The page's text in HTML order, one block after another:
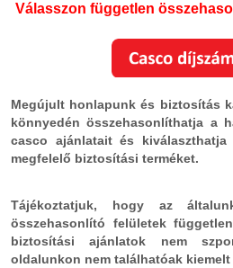
Válasszon független
Megújult honlapunk és biztosítás
könnyedén összehasonlíthatja a
casco ajánlatait és
megfelelő biztosítási terméket.
Tájékoztatjuk, hogy az
összehasonlító felületek
biztosítási ajánlatok nem
oldalunkon nem találhatóak kiemelt